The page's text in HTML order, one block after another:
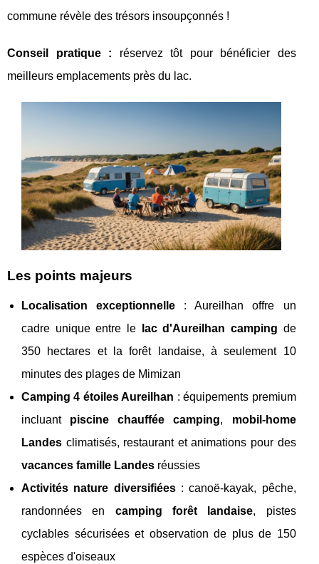
commune révèle des trésors insoupçonnés !
Conseil pratique :
réservez tôt pour bénéficier des
meilleurs emplacements près du lac.
Les points majeurs
Localisation exceptionnelle : Aureilhan offre un
cadre unique entre le
lac d'Aureilhan camping de
350 hectares et la forêt landaise, à seulement 10
minutes des plages de Mimizan
Camping 4 étoiles Aureilhan : équipements premium
incluant piscine chauffée camping, mobil-home
Landes climatisés, restaurant et animations pour des
vacances famille Landes réussies
Activités nature diversifiées: canoë-kayak, pêche,
randonnées en camping forêt landaise, pistes
cyclables sécurisées et observation de plus de 150
espèces d'oiseaux